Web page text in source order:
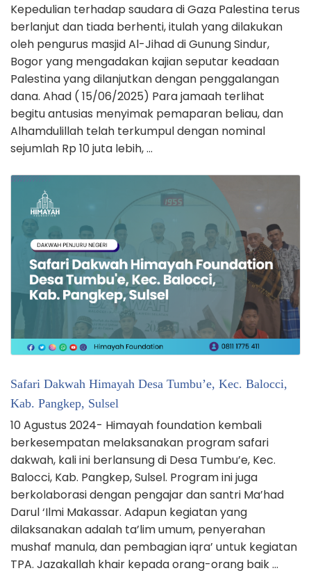
Kepedulian terhadap saudara di Gaza Palestina terus
berlanjut dan tiada berhenti, itulah yang dilakukan
oleh pengurus masjid Al-Jihad di Gunung Sindur,
Bogor yang mengadakan kajian seputar keadaan
Palestina yang dilanjutkan dengan penggalangan
dana. Ahad ( 15/06/2025) Para jamaah terlihat
begitu antusias menyimak pemaparan beliau, dan
Alhamdulillah telah terkumpul dengan nominal
sejumlah Rp 10 juta lebih, …
Safari Dakwah Himayah Desa Tumbu’e, Kec. Balocci,
Kab. Pangkep, Sulsel
10 Agustus 2024- Himayah foundation kembali
berkesempatan melaksanakan program safari
dakwah, kali ini berlansung di Desa Tumbu’e, Kec.
Balocci, Kab. Pangkep, Sulsel. Program ini juga
berkolaborasi dengan pengajar dan santri Ma’had
Darul ‘Ilmi Makassar. Adapun kegiatan yang
dilaksanakan adalah ta’lim umum, penyerahan
mushaf manula, dan pembagian iqra’ untuk kegiatan
TPA. Jazakallah khair kepada orang-orang baik …